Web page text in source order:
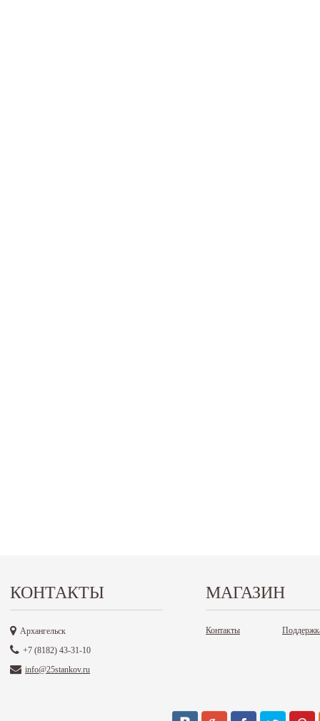
КОНТАКТЫ
Архангельск
+7 (8182) 43-31-10
info@25stankov.ru
МАГАЗИН
Контакты